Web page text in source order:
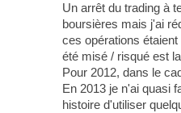
Un arrêt du trading à
boursières mais j'ai
ces opérations
été misé / risqué est
Pour 2012, dans le
En 2013 je n'ai quasi
histoire d'utiliser